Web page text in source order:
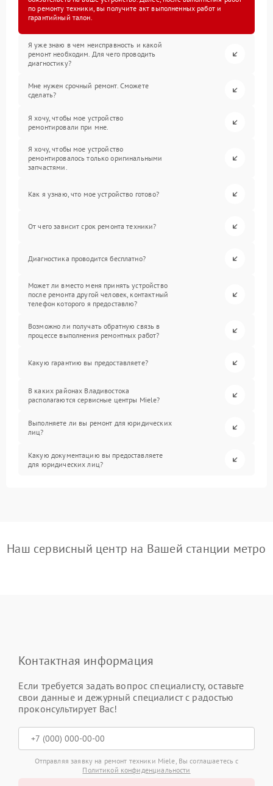
по ремонту техники, вы получите акт выполненных работ и
гарантийный талон.
Я уже знаю в чем неисправность и какой
ремонт необходим. Для чего проводить
диагностику?
Мне нужен срочный ремонт. Сможете
сделать?
Я хочу, чтобы мое устройство
ремонтировали при мне.
Я хочу, чтобы мое устройство
ремонтировалось только оригинальными
запчастями.
Как я узнаю, что мое устройство готово?
От чего зависит срок ремонта техники?
Диагностика проводится бесплатно?
Может ли вместо меня принять устройство
после ремонта другой человек, контактный
телефон которого я предоставлю?
Возможно ли получать обратную связь в
процессе выполнения ремонтных работ?
Какую гарантию вы предоставляете?
В каких районах Владивостока
располагаются сервисные центры Miele?
Выполняете ли вы ремонт для юридических
лиц?
Какую документацию вы предоставляете
для юридических лиц?
Наш сервисный центр на Вашей станции метро
Контактная информация
Если требуется задать вопрос специалисту, оставьте
свои данные и дежурный специалист с радостью
проконсультирует Вас!
Отправляя заявку на ремонт техники Miele, Вы соглашаетесь с
Политикой конфиденциальности